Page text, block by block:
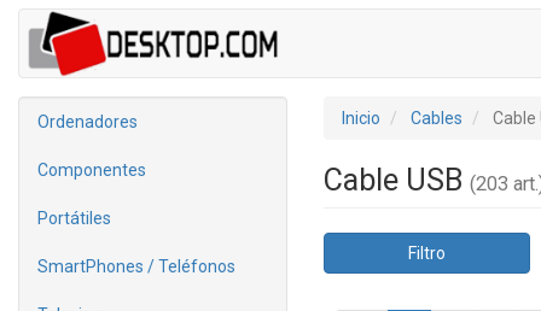
Ordenadores
Componentes
Portátiles
SmartPhones / Teléfonos
Inicio Cables Cable
Cable USB (203
Filtro